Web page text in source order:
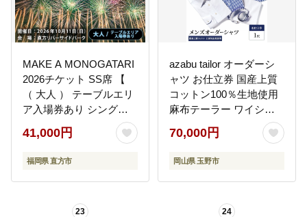
MAKE A MONOGATARI
2026チケット SS席 【
（ 大人 ） テーブルエリ
ア入場券あり シングル
チケット 】 花火大会 花
火 入場チケット チケッ
ト リバーサイド 観光 旅
最大級 体験
41,000円
福岡県 直方市
azabu tailor オーダーシ
ャツ お仕立券 国産上質
コットン100％生地使用
麻布テーラー ワイシャ
ツ メンズ ビジネス オー
ダー 日本製
70,000円
岡山県 玉野市
23 24